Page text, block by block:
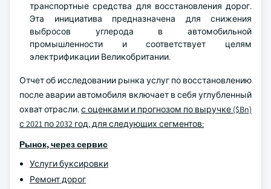
транспортные средства для восстановления дорог.
Эта инициатива предназначена для снижения
выбросов углерода в автомобильной
промышленности и соответствует целям
электрификации Великобритании.
Отчет об исследовании рынка услуг по восстановлению
после аварии автомобиля включает в себя углубленный
охват отрасли.с оценками и прогнозом по выручке ($Bn)
с 2021 по 2032 год, для следующих сегментов:
Рынок, через сервис
Услуги буксировки
Ремонт дорог